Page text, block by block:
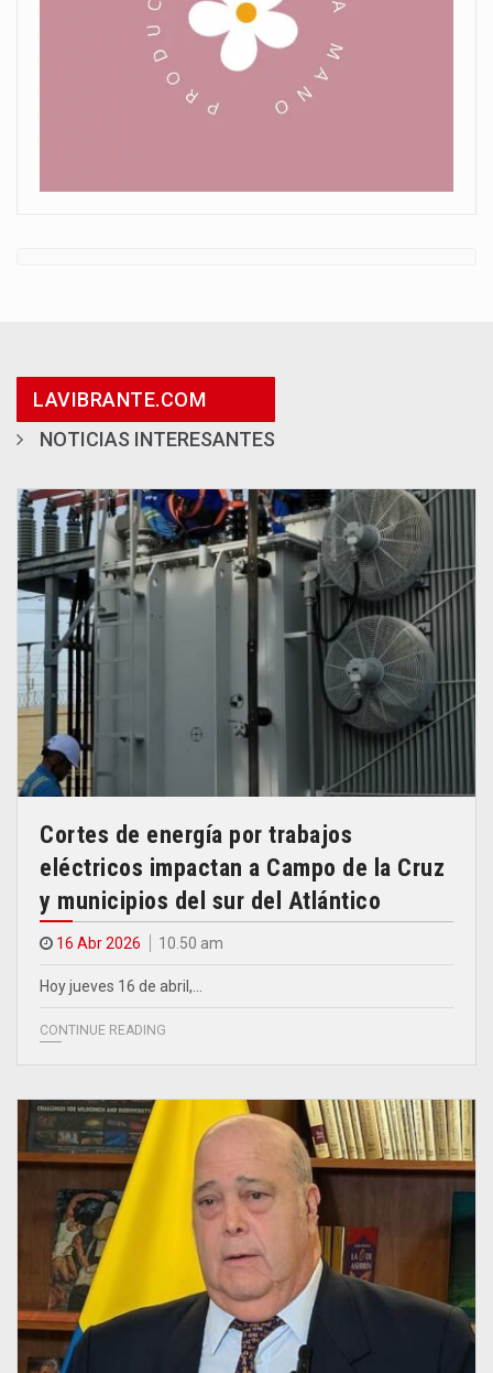
LAVIBRANTE.COM
NOTICIAS INTERESANTES
Cortes de energía por trabajos
eléctricos impactan a Campo de la Cruz
y municipios del sur del Atlántico
16 Abr 2026 10.50 am
Hoy jueves 16 de abril,…
CONTINUE READING